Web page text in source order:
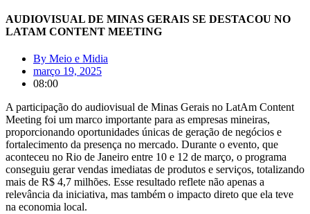
AUDIOVISUAL DE MINAS GERAIS SE DESTACOU NO
LATAM CONTENT MEETING
By Meio e Midia
março 19, 2025
08:00
A participação do audiovisual de Minas Gerais no LatAm Content
Meeting foi um marco importante para as empresas mineiras,
proporcionando oportunidades únicas de geração de negócios e
fortalecimento da presença no mercado. Durante o evento, que
aconteceu no Rio de Janeiro entre 10 e 12 de março, o programa
conseguiu gerar vendas imediatas de produtos e serviços, totalizando
mais de R$ 4,7 milhões. Esse resultado reflete não apenas a
relevância da iniciativa, mas também o impacto direto que ela teve
na economia local.